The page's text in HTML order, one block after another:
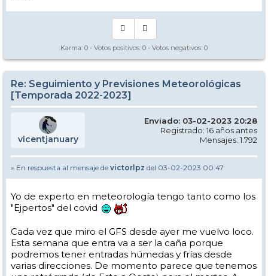
Karma: 0 - Votos positivos: 0 - Votos negativos: 0
Re: Seguimiento y Previsiones Meteorológicas
[Temporada 2022-2023]
vicentjanuary
Enviado: 03-02-2023 20:28
Registrado: 16 años antes
Mensajes: 1.792
» En respuesta al mensaje de victorlpz del 03-02-2023 00:47
Yo de experto en meteorología tengo tanto como los
"Ejpertos" del covid
Cada vez que miro el GFS desde ayer me vuelvo loco.
Esta semana que entra va a ser la caña porque
podremos tener entradas húmedas y frías desde
varias direcciones. De momento parece que tenemos